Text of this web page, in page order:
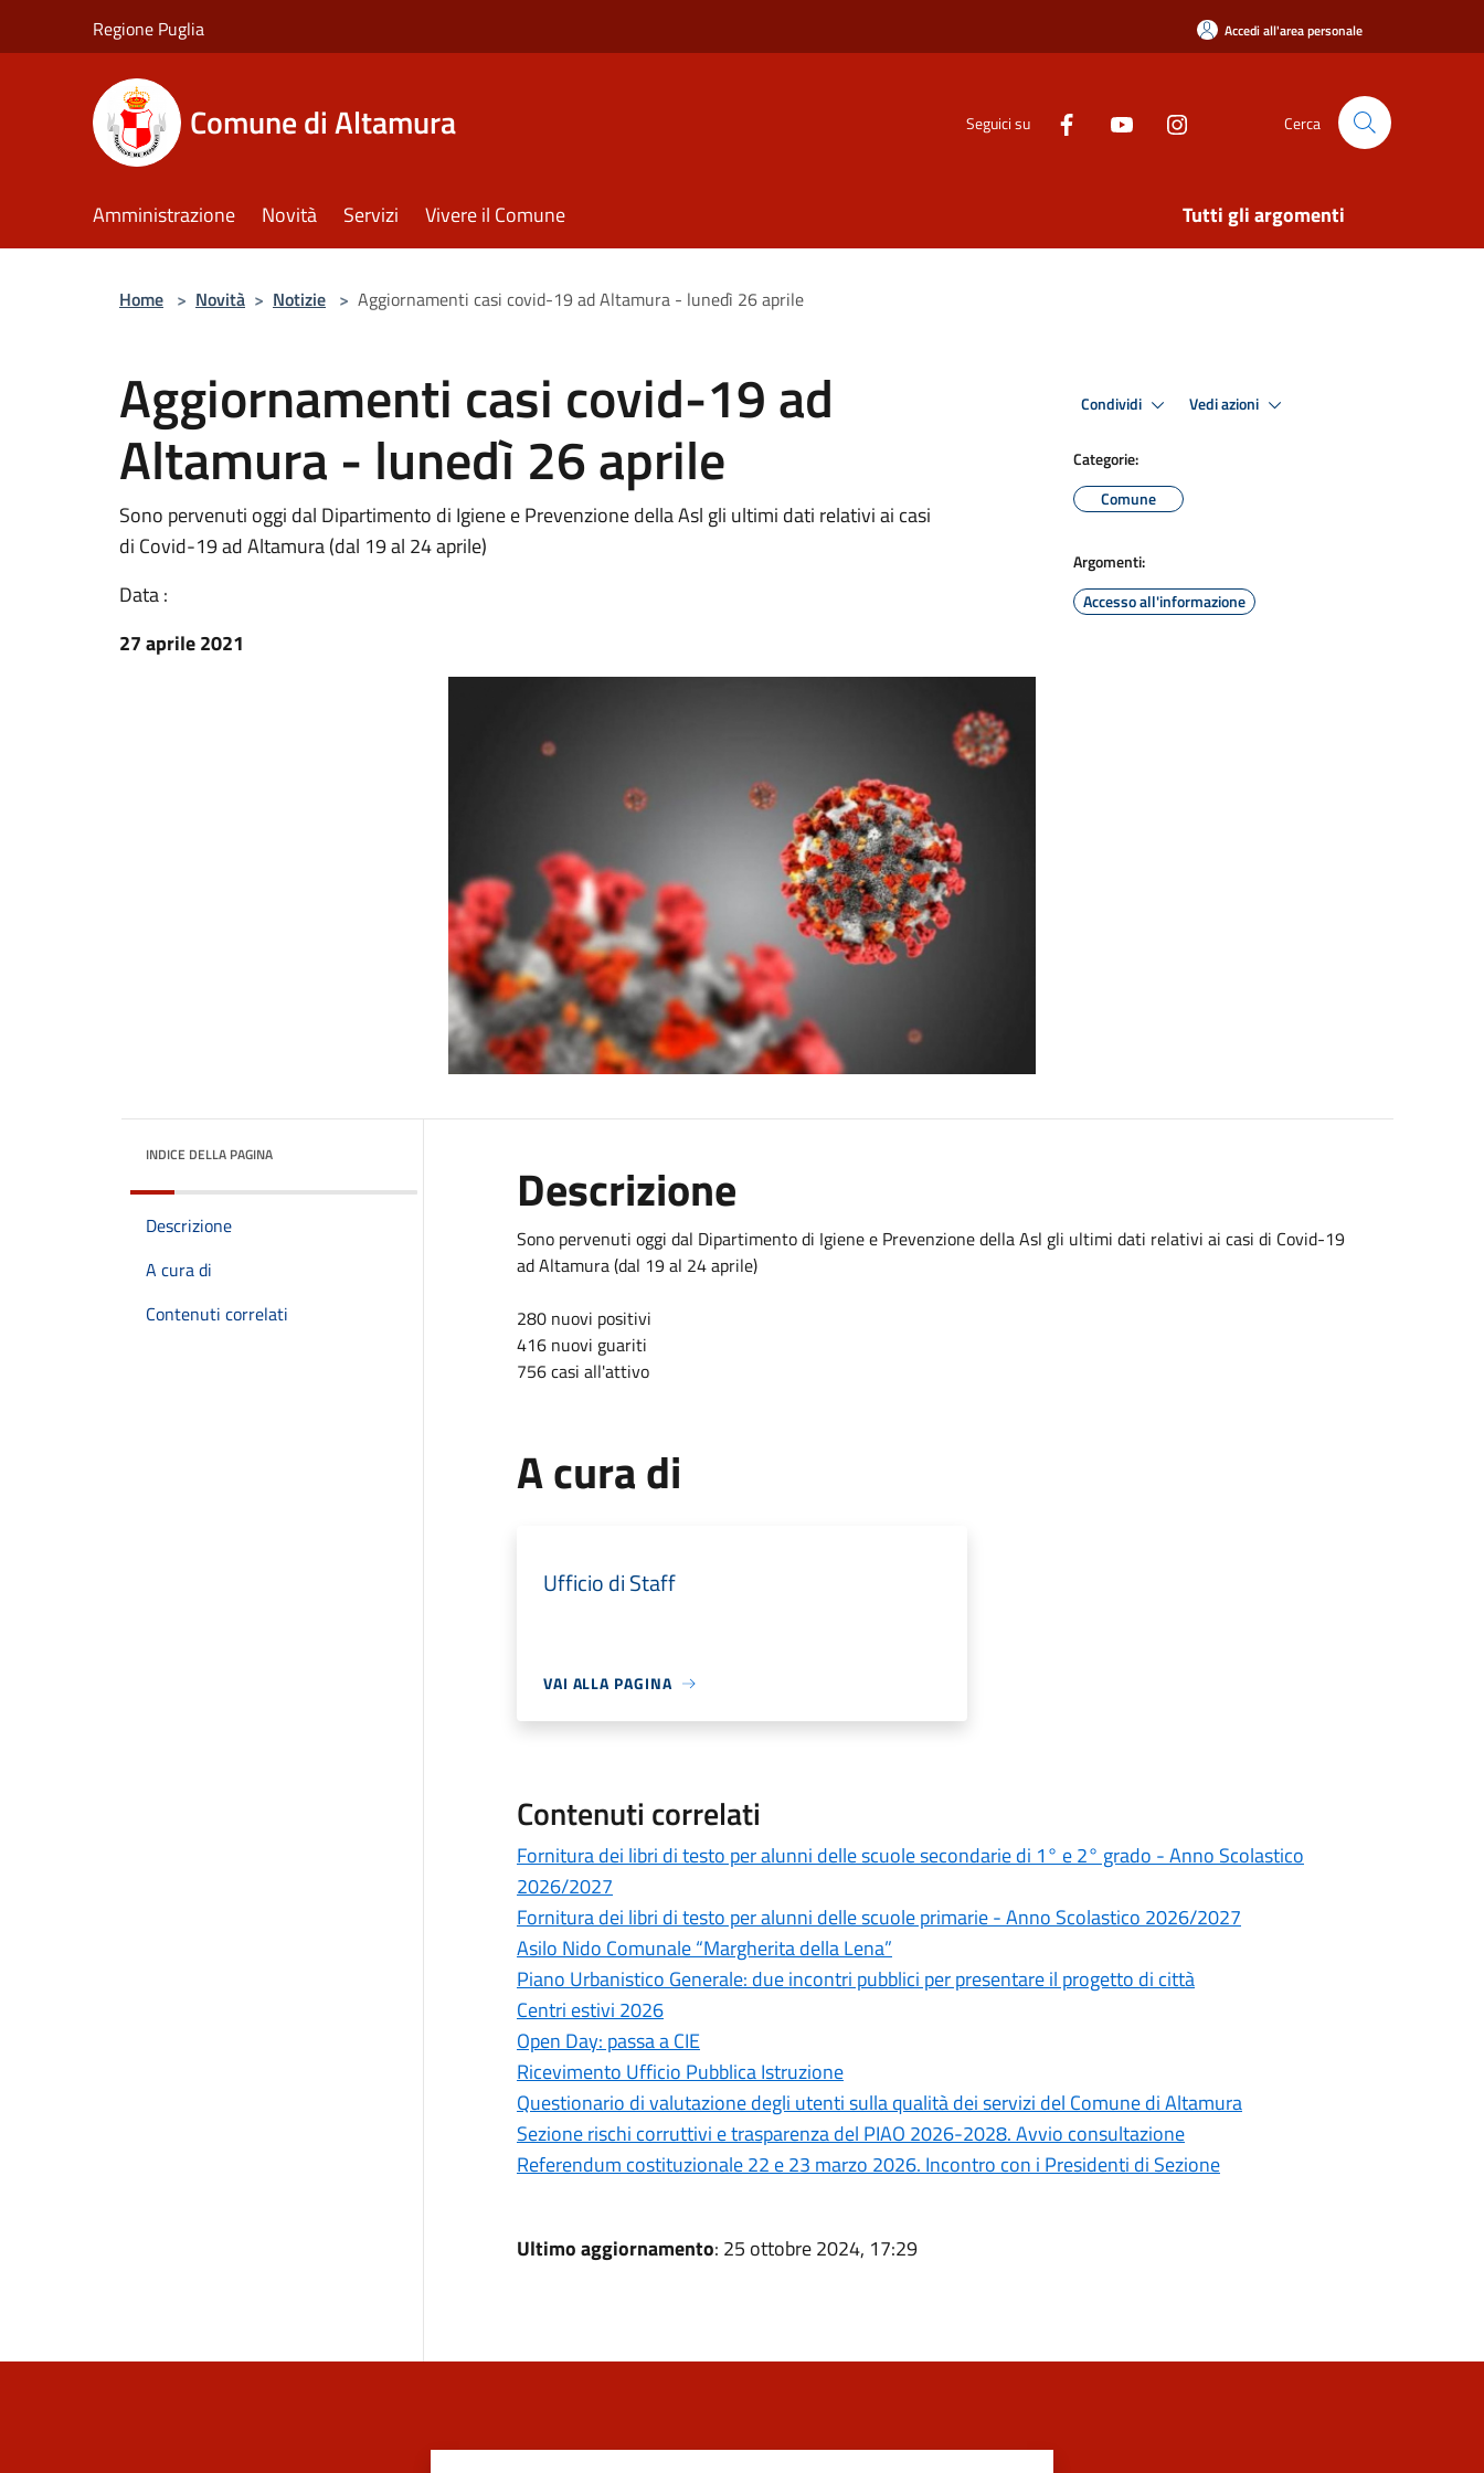
Regione Puglia Accedi all'area personale
Comune di Altamura Seguici su Cerca
Amministrazione Novità Servizi Vivere il Comune Tutti gli argomenti
Home > Novità > Notizie > Aggiornamenti casi covid-19 ad Altamura - lunedì 26 aprile
Aggiornamenti casi covid-19 ad
Altamura - lunedì 26 aprile
Sono pervenuti oggi dal Dipartimento di Igiene e Prevenzione della Asl gli ultimi dati relativi ai casi
di Covid-19 ad Altamura (dal 19 al 24 aprile)
Data :
27 aprile 2021
Condividi Vedi azioni
Categorie:
Comune
Argomenti:
Accesso all'informazione
INDICE DELLA PAGINA
Descrizione
A cura di
Contenuti correlati
Descrizione
Sono pervenuti oggi dal Dipartimento di Igiene e Prevenzione della Asl gli ultimi dati relativi ai casi di Covid-19
ad Altamura (dal 19 al 24 aprile)
280 nuovi positivi
416 nuovi guariti
756 casi all'attivo
A cura di
Ufficio di Staff
VAI ALLA PAGINA
Contenuti correlati
Fornitura dei libri di testo per alunni delle scuole secondarie di 1° e 2° grado - Anno Scolastico
2026/2027
Fornitura dei libri di testo per alunni delle scuole primarie - Anno Scolastico 2026/2027
Asilo Nido Comunale “Margherita della Lena”
Piano Urbanistico Generale: due incontri pubblici per presentare il progetto di città
Centri estivi 2026
Open Day: passa a CIE
Ricevimento Ufficio Pubblica Istruzione
Questionario di valutazione degli utenti sulla qualità dei servizi del Comune di Altamura
Sezione rischi corruttivi e trasparenza del PIAO 2026-2028. Avvio consultazione
Referendum costituzionale 22 e 23 marzo 2026. Incontro con i Presidenti di Sezione
Ultimo aggiornamento: 25 ottobre 2024, 17:29